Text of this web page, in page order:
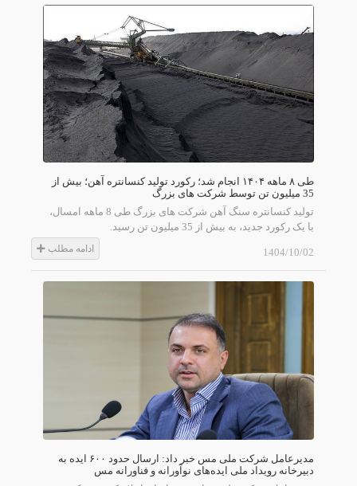
طی ۸ ماهه ۱۴۰۴ انجام شد؛ رکورد تولید کنسانتره آهن؛ بیش از
35 میلیون تن توسط شرکت های بزرگ
تولید کنسانتره سنگ آهن شرکت های بزرگ طی 8 ماهه امسال،
با یک رکورد جدید، به بیش از 35 میلیون تن رسید.
1404/10/02 ادامه مطلب
مدیرعامل شرکت ملی مس خبر داد: ارسال حدود ۶۰۰ ایده به
دبیرخانه رویداد ملی ایده‌های نوآورانه و فناورانه مس